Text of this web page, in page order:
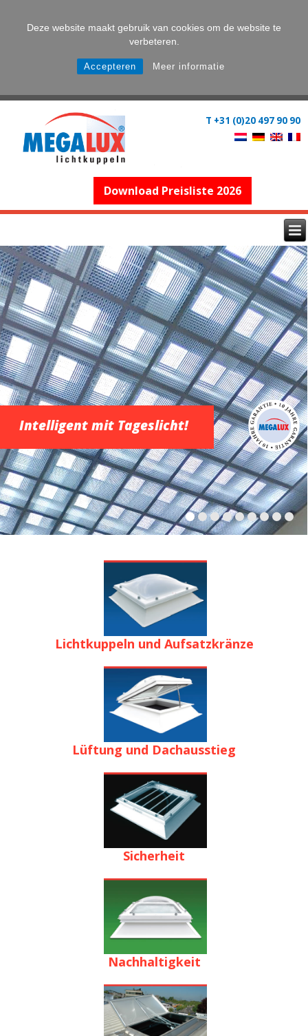
Deze website maakt gebruik van cookies om de website te
verbeteren.
Accepteren Meer informatie
T +31 (0)20 497 90 90
Download Preisliste 2026
Intelligent mit Tageslicht!
Lichtkuppeln und Aufsatzkränze
Lüftung und Dachausstieg
Sicherheit
Nachhaltigkeit